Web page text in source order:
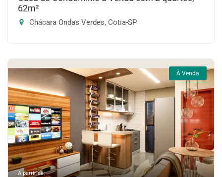
62m²
Chácara Ondas Verdes, Cotia-SP
À Venda
A partir de: